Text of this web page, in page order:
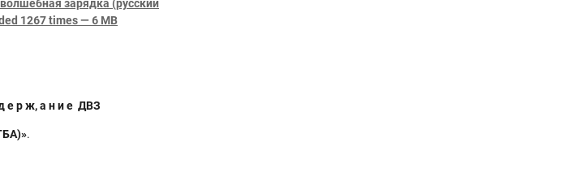
зарядка (русский
1267 times — 6 MB
е р ж, а н и е ДВЗ
.